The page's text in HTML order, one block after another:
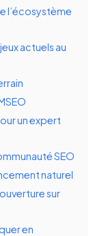
l’écosystème
actuels au
un expert
SEO
naturel
sur
en